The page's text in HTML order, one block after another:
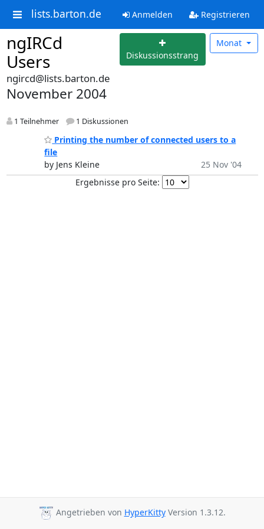
lists.barton.de Anmelden Registrieren
ngIRCd
Users
Diskussionsstrang
Monat
ngircd@lists.barton.de
November 2004
1 Teilnehmer 1 Diskussionen
Printing the number of connected users to a
file
by Jens Kleine
25 Nov '04
Ergebnisse pro Seite:
Angetrieben von HyperKittyVersion 1.3.12.